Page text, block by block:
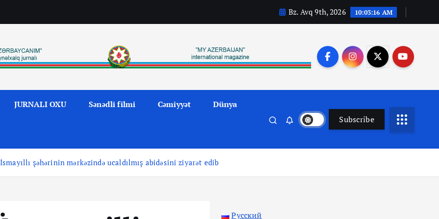
Bz. Avq 9th, 2026 10:03:18 AM
JURNALI OXU Sənədli filmi Cəmiyyət Dünya
Subscribe
şəhərinin mərkəzində ucaldılmış abidəsini ziyarət edib
Русский